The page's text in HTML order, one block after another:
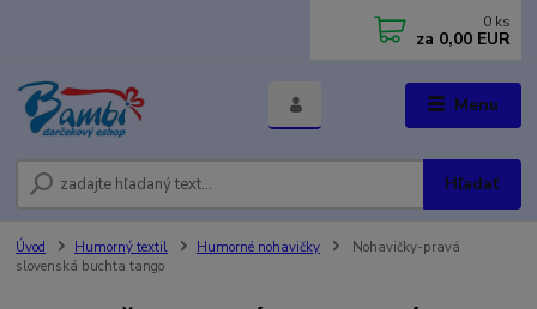
Menu
Hľadať
0 ks
za 0,00 EUR
Úvod Humorný textil Humorné nohavičky
Nohavičky-pravá
slovenská buchta tango